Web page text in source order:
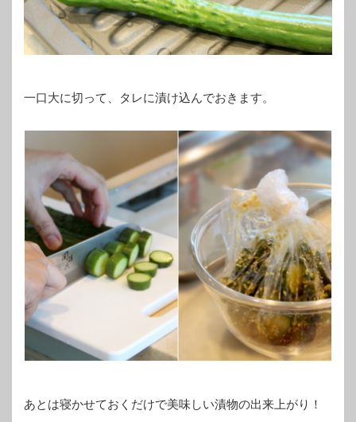
一口大に切って、タレに漬け込んでおきます。
あとは寝かせておくだけで美味しい漬物の出来上がり！